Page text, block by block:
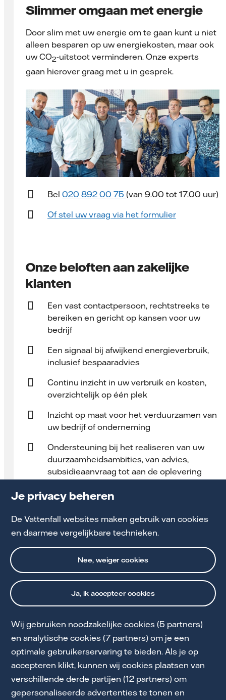
Je privacy beheren
De Vattenfall websites maken gebruik van cookies
en daarmee vergelijkbare technieken.
Ja, ik accepteer cookies
Nee, weiger cookies
Wij gebruiken noodzakelijke cookies (5 partners)
en analytische cookies (7 partners) om je een
optimale gebruikerservaring te bieden. Als je op
accepteren klikt, kunnen wij cookies plaatsen van
verschillende derde partijen (12 partners) om
gepersonaliseerde advertenties te tonen en
Slimmer omgaan met energie
Door slim met uw energie om te gaan kunt u niet
alleen besparen op uw energiekosten, maar ook
uw CO2-uitstoot verminderen. Onze experts
gaan hierover graag met u in gesprek.
Bel 020 892 00 75 (van 9.00 tot 17.00 uur)
Of stel uw vraag via het formulier
Onze beloften aan zakelijke
klanten
Een vast contact­persoon, rechtstreeks te
bereiken en gericht op kansen voor uw
bedrijf
Een signaal bij afwijkend energieverbruik,
inclusief bespaaradvies
Continu inzicht in uw verbruik en kosten,
overzichtelijk op één plek
Inzicht op maat voor het verduurzamen van
uw bedrijf of onderneming
Ondersteuning bij het realiseren van uw
duurzaamheidsambities, van advies,
subsidieaanvraag tot aan de oplevering
Kies ook voor Vattenfall
Cookie Statement
Privacy & Voorwaarden
Downloads
Servicebeloften